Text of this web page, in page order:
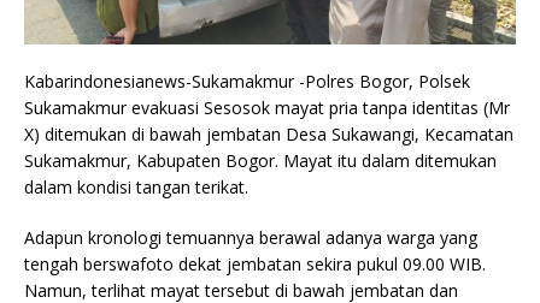
Kabarindonesianews-Sukamakmur -Polres Bogor, Polsek
Sukamakmur evakuasi Sesosok mayat pria tanpa identitas (Mr
X) ditemukan di bawah jembatan Desa Sukawangi, Kecamatan
Sukamakmur, Kabupaten Bogor. Mayat itu dalam ditemukan
dalam kondisi tangan terikat.
Adapun kronologi temuannya berawal adanya warga yang
tengah berswafoto dekat jembatan sekira pukul 09.00 WIB.
Namun, terlihat mayat tersebut di bawah jembatan dan